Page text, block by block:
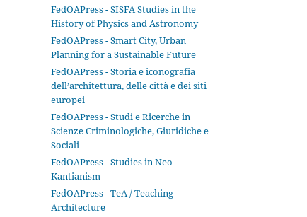
FedOAPress - SISFA Studies in the
History of Physics and Astronomy
FedOAPress - Smart City, Urban
Planning for a Sustainable Future
FedOAPress - Storia e iconografia
dell’architettura, delle città e dei siti
europei
FedOAPress - Studi e Ricerche in
Scienze Criminologiche, Giuridiche e
Sociali
FedOAPress - Studies in Neo-
Kantianism
FedOAPress - TeA / Teaching
Architecture